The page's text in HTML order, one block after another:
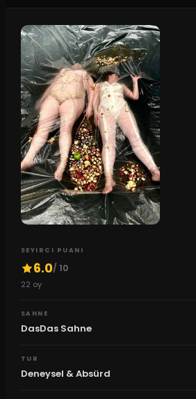
SEYIRCI PUANI
6.0/ 10
22 oy
SAHNE
DasDas Sahne
TUR
Deneysel & Absürd